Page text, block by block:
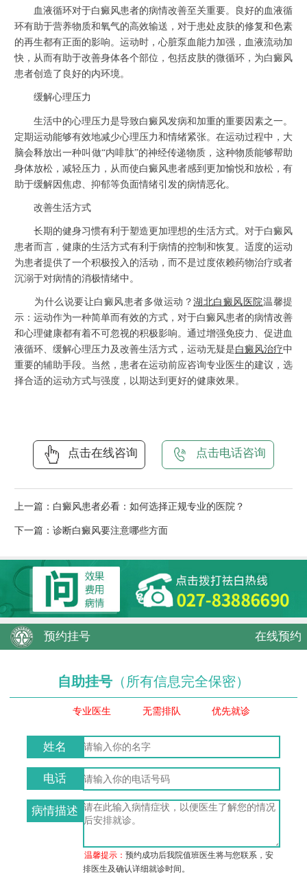
血液循环对于白癜风患者的病情改善至关重要。良好的血液循
环有助于营养物质和氧气的高效输送，对于患处皮肤的修复和色素
的再生都有正面的影响。运动时，心脏泵血能力加强，血液流动加
快，从而有助于改善身体各个部位，包括皮肤的微循环，为白癜风
患者创造了良好的内环境。
缓解心理压力
生活中的心理压力是导致白癜风发病和加重的重要因素之一。
定期运动能够有效地减少心理压力和情绪紧张。在运动过程中，大
脑会释放出一种叫做“内啡肽”的神经传递物质，这种物质能够帮助
身体放松，减轻压力，从而使白癜风患者感到更加愉悦和放松，有
助于缓解因焦虑、抑郁等负面情绪引发的病情恶化。
改善生活方式
长期的健身习惯有利于塑造更加理想的生活方式。对于白癜风
患者而言，健康的生活方式有利于病情的控制和恢复。适度的运动
为患者提供了一个积极投入的活动，而不是过度依赖药物治疗或者
沉溺于对病情的消极情绪中。
为什么说要让白癜风患者多做运动？湖北白癜风医院温馨提
示：运动作为一种简单而有效的方式，对于白癜风患者的病情改善
和心理健康都有着不可忽视的积极影响。通过增强免疫力、促进血
液循环、缓解心理压力及改善生活方式，运动无疑是白癜风治疗中
重要的辅助手段。当然，患者在运动前应咨询专业医生的建议，选
择合适的运动方式与强度，以期达到更好的健康效果。
点击在线咨询 点击电话咨询
上一篇： 白癜风患者必看：如何选择正规专业的医院？
下一篇： 诊断白癜风要注意哪些方面
预约挂号 在线预约
自助挂号 （所有信息完全保密）
专业医生 无需排队 优先就诊
姓名
电话
病情描述
温馨提示：预约成功后我院值班医生将与您联系，安
排医生及确认详细就诊时间。